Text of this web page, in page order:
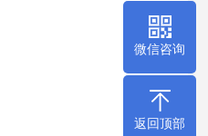
微信咨询
返回顶部